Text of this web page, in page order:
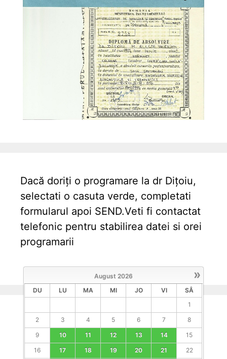
Dacă doriți o programare la dr Dițoiu,
selectati o casuta verde, completati
formularul apoi SEND.Veti fi contactat
telefonic pentru stabilirea datei si orei
programarii
»
August 2026
DU
LU MA MI JO VI
SÂ
1
2
3 4 5 6 7
8
9
10 11 12 13 14
15
16
17 18 19 20 21
22